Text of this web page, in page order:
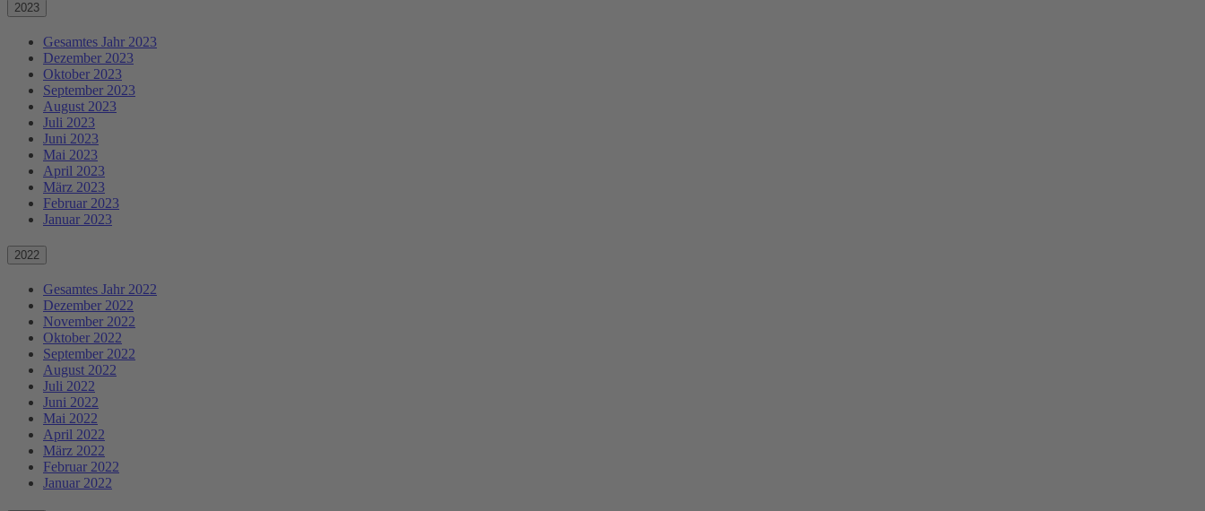
2023
Gesamtes Jahr 2023
Dezember 2023
Oktober 2023
September 2023
August 2023
Juli 2023
Juni 2023
Mai 2023
April 2023
März 2023
Februar 2023
Januar 2023
2022
Gesamtes Jahr 2022
Dezember 2022
November 2022
Oktober 2022
September 2022
August 2022
Juli 2022
Juni 2022
Mai 2022
April 2022
März 2022
Februar 2022
Januar 2022